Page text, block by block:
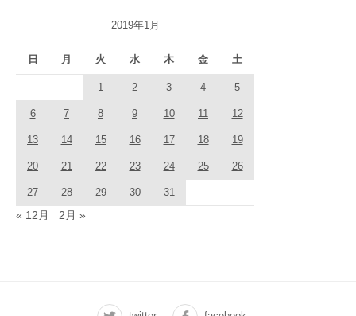
2019年1月
日 月 火 水 木 金 土
1 2 3 4 5
6 7 8 9 10 11 12
13 14 15 16 17 18 19
20 21 22 23 24 25 26
27 28 29 30 31
« 12月 2月 »